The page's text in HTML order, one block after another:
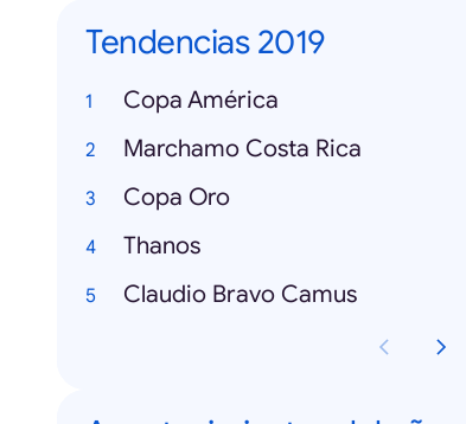
Tendencias 2019
Copa América
Marchamo Costa Rica
Copa Oro
Thanos
Claudio Bravo Camus